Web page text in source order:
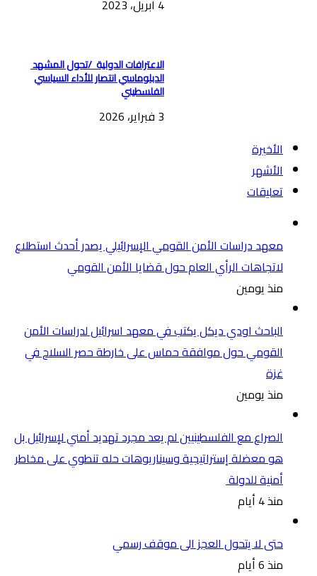
4 أبريل، 2023
الاعترافات الدولية /تحول المشهد
الدبلوماسي انتصار للأداء السياسي
الفلسطيني
3 فبراير، 2026
الأخيرة
الأشهر
تعليقات
معهد دراسات الأمن القومي الإسرائيلي يصدر أحدث استطلاع
لاتجاهات الرأي العام حول قضايا الأمن القومي
منذ يومين
الباحث اودي ديكل يكتب في معهد اسرائيل لدراسات الأمن
القومي حول موافقة حماس على خارطة حصر السلاح في
غزة
منذ يومين
الصراع مع الفلسطينيين لم يعد مجرد تهديد أمني لإسرائيل بل
هو معضلة إستراتيجية وسيناريوهات حله تنطوي على مخاطر
أمنية للدولة
منذ 4 أيام
حتى لا يتحول العجز الى موقف رسمي
منذ 6 أيام